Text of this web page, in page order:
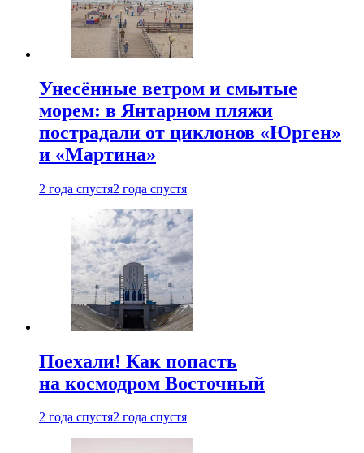
Унесённые ветром и смытые
морем: в Янтарном пляжи
пострадали от циклонов «Юрген»
и «Мартина»
2 года спустя2 года спустя
Поехали! Как попасть
на космодром Восточный
2 года спустя2 года спустя